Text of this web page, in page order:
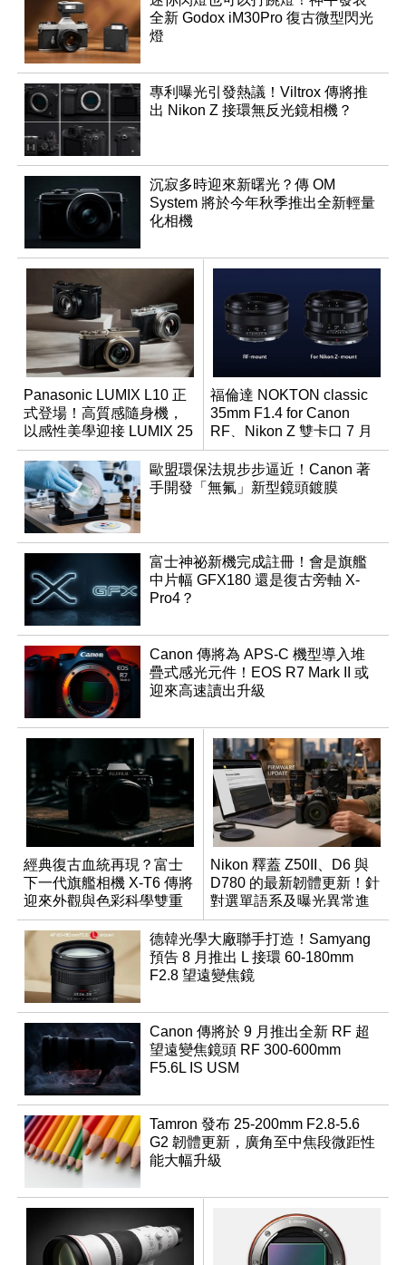
全新 Godox iM30Pro 復古微型閃光
燈
專利曝光引發熱議！Viltrox 傳將推
出 Nikon Z 接環無反光鏡相機？
沉寂多時迎來新曙光？傳 OM
System 將於今年秋季推出全新輕量
化相機
Panasonic LUMIX L10 正
式登場！高質感隨身機，
以感性美學迎接 LUMIX 25
週年
福倫達 NOKTON classic
35mm F1.4 for Canon
RF、Nikon Z 雙卡口 7 月
同步登台
歐盟環保法規步步逼近！Canon 著
手開發「無氟」新型鏡頭鍍膜
富士神祕新機完成註冊！會是旗艦
中片幅 GFX180 還是復古旁軸 X-
Pro4？
Canon 傳將為 APS-C 機型導入堆
疊式感光元件！EOS R7 Mark II 或
迎來高速讀出升級
經典復古血統再現？富士
下一代旗艦相機 X-T6 傳將
迎來外觀與色彩科學雙重
優化
Nikon 釋蓋 Z50II、D6 與
D780 的最新韌體更新！針
對選單語系及曝光異常進
行修復
德韓光學大廠聯手打造！Samyang
預告 8 月推出 L 接環 60-180mm
F2.8 望遠變焦鏡
Canon 傳將於 9 月推出全新 RF 超
望遠變焦鏡頭 RF 300-600mm
F5.6L IS USM
Tamron 發布 25-200mm F2.8-5.6
G2 韌體更新，廣角至中焦段微距性
能大幅升級